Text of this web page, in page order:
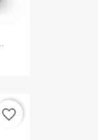
favorite_border